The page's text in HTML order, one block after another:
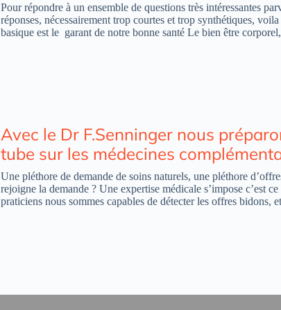
Pour répondre à un ensemble de questions très intéressantes
réponses, nécessairement trop courtes et trop synthétiques,
basique est le garant de notre bonne santé Le bien être
Avec le Dr F.Senninger nous
tube sur les médecines
Une pléthore de demande de soins naturels, une pléthore
rejoigne la demande ? Une expertise médicale s’impose c’est
praticiens nous sommes capables de détecter les offres bidons,